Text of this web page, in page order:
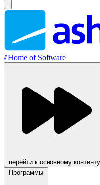
//Home of Software
перейти к основному контенту
Программы